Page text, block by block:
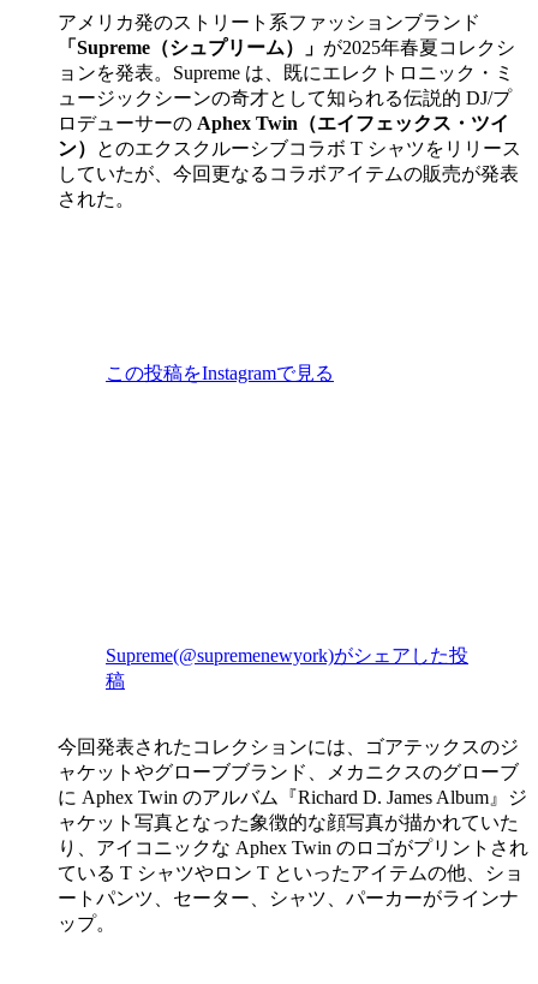
アメリカ発のストリート系ファッションブランド
「Supreme（シュプリーム）」 が2025年春夏コレクシ
ョンを発表。Supreme は、既にエレクトロニック・ミ
ュージックシーンの奇才として知られる伝説的 DJ/プ
ロデューサーの Aphex Twin（エイフェックス・ツイ
ン）
とのエクスクルーシブコラボ T シャツをリリース
していたが、今回更なるコラボアイテムの販売が発表
された。
この投稿をInstagramで見る
Supreme(@supremenewyork)がシェアした投
稿
今回発表されたコレクションには、ゴアテックスのジ
ャケットやグローブブランド、メカニクスのグローブ
に Aphex Twin のアルバム『Richard D. James Album』ジ
ャケット写真となった象徴的な顔写真が描かれていた
り、アイコニックな Aphex Twin のロゴがプリントされ
ている T シャツやロン T といったアイテムの他、ショ
ートパンツ、セーター、シャツ、パーカーがラインナ
ップ。